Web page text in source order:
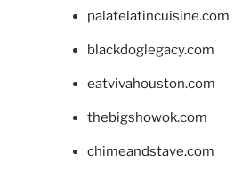
palatelatincuisine.com
blackdoglegacy.com
eatvivahouston.com
thebigshowok.com
chimeandstave.com